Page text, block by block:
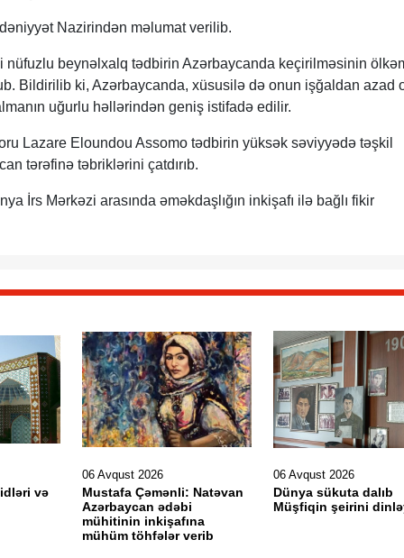
Nazirindən məlumat verilib.
nüfuzlu beynəlxalq tədbirin Azərbaycanda keçirilməsinin
Bildirilib ki, Azərbaycanda, xüsusilə də onun işğaldan azad
uğurlu həllərindən geniş istifadə edilir.
Lazare Eloundou Assomo tədbirin yüksək səviyyədə təşkil
tərəfinə təbriklərini çatdırıb.
İrs Mərkəzi arasında əməkdaşlığın inkişafı ilə bağlı fikir
və
06 Avqust 2026
Mustafa Çəmənli: Natəvan
Azərbaycan ədəbi
mühitinin inkişafına
mühüm töhfələr verib
06 Avqust 2026
Dünya sükuta dalıb
Müşfiqin şeirini